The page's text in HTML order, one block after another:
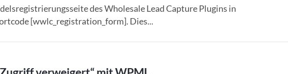
des Wholesale Lead Capture Plugins in
[wwlc_registration_form]. Dies...